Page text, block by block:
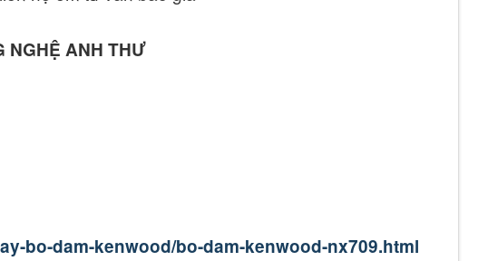
NGHỆ ANH THƯ
bo-dam-kenwood/bo-dam-kenwood-nx709.html